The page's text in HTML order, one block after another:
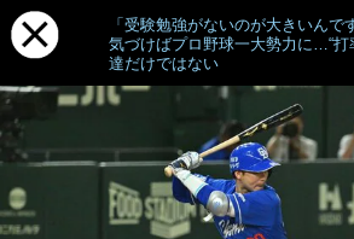
「受験勉強がないのが大きいん
気づけばプロ野球一大勢力に…“打
達だけではない